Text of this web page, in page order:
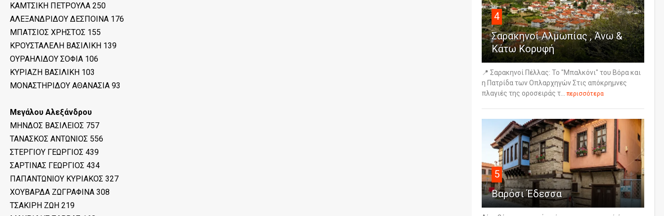
ΚΑΜΤΣΙΚΗ ΠΕΤΡΟΥΛΑ 250
ΑΛΕΞΑΝΔΡΙΔΟΥ ΔΕΣΠΟΙΝΑ 176
ΜΠΑΤΣΙΟΣ ΧΡΗΣΤΟΣ 155
ΚΡΟΥΣΤΑΛΕΛΗ ΒΑΣΙΛΙΚΗ 139
ΟΥΡΑΗΛΙΔΟΥ ΣΟΦΙΑ 106
ΚΥΡΙΑΖΗ ΒΑΣΙΛΙΚΗ 103
ΜΟΝΑΣΤΗΡΙΔΟΥ ΑΘΑΝΑΣΙΑ 93
Μεγάλου Αλεξάνδρου
ΜΗΝΔΟΣ ΒΑΣΙΛΕΙΟΣ 757
ΤΑΝΑΣΚΟΣ ΑΝΤΩΝΙΟΣ 556
ΣΤΕΡΓΙΟΥ ΓΕΩΡΓΙΟΣ 439
ΣΑΡΤΙΝΑΣ ΓΕΩΡΓΙΟΣ 434
ΠΑΠΑΝΤΩΝΙΟΥ ΚΥΡΙΑΚΟΣ 327
ΧΟΥΒΑΡΔΑ ΖΩΓΡΑΦΙΝΑ 308
ΤΣΑΚΙΡΗ ΖΩΗ 219
4
Σαρακηνοί Αλμωπίας , Άνω &
Κάτω Κορυφή
📍 Σαρακηνοί Πέλλας: Το "Μπαλκόνι" του Βόρα και
η Πατρίδα των Οπλαρχηγών Στις απόκρημνες
πλαγιές της οροσειράς τ... περισσότερα
5
Βαρόσι Έδεσσα